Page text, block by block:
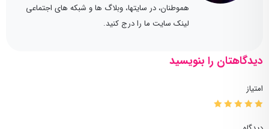
هموطنان، در سایتها، وبلاگ ها و شبکه های اجتماعی
لینک سایت ما را درج کنید.
دیدگاهتان را بنویسید
امتیاز